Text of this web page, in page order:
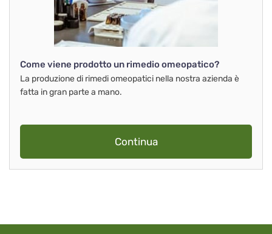
Come viene prodotto un rimedio omeopatico?
La produzione di rimedi omeopatici nella nostra azienda è
fatta in gran parte a mano.
Continua